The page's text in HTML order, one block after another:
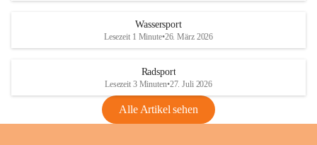
Anhang VBl. EU Nr. 18
1 Seite•1,4 MB
VBl. EU Nr. 18_2026
Wassersport
Lesezeit 1 Minute•26. März 2026
Radsport
Lesezeit 3 Minuten•27. Juli 2026
Alle Artikel sehen